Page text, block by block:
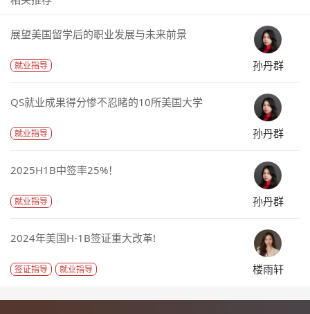
展望美国留学后的职业发展与未来前景
就业指导 孙丹群
QS就业成果得分惨不忍睹的10所美国大学
就业指导 孙丹群
2025H1B中签率25%！
就业指导 孙丹群
2024年美国H-1B签证重大改革!
签证指导 就业指导 楼雨轩